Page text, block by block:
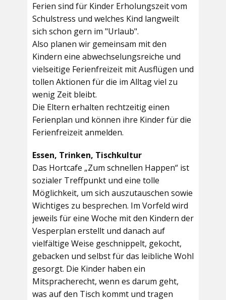
Ferien sind für Kinder Erholungszeit vom
Schulstress und welches Kind langweilt
sich schon gern im "Urlaub".
Also planen wir gemeinsam mit den
Kindern eine abwechselungsreiche und
vielseitige Ferienfreizeit mit Ausflügen und
tollen Aktionen für die im Alltag viel zu
wenig Zeit bleibt.
Die Eltern erhalten rechtzeitig einen
Ferienplan und können ihre Kinder für die
Ferienfreizeit anmelden.
Essen, Trinken, Tischkultur
Das Hortcafe „Zum schnellen Happen“ ist
sozialer Treffpunkt und eine tolle
Möglichkeit, um sich auszutauschen sowie
Wichtiges zu besprechen. Im Vorfeld wird
jeweils für eine Woche mit den Kindern der
Vesperplan erstellt und danach auf
vielfältige Weise geschnippelt, gekocht,
gebacken und selbst für das leibliche Wohl
gesorgt. Die Kinder haben ein
Mitspracherecht, wenn es darum geht,
was auf den Tisch kommt und tragen